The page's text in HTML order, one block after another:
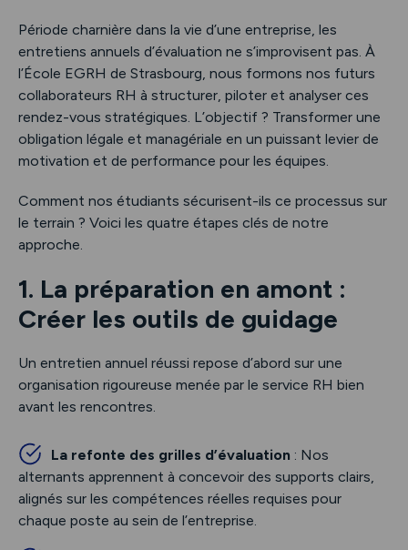
Période charnière dans la vie d’une entreprise, les
entretiens annuels d’évaluation ne s’improvisent pas. À
l’École EGRH de Strasbourg, nous formons nos futurs
collaborateurs RH à structurer, piloter et analyser ces
rendez-vous stratégiques. L’objectif ? Transformer une
obligation légale et managériale en un puissant levier de
motivation et de performance pour les équipes.
Comment nos étudiants sécurisent-ils ce processus sur
le terrain ? Voici les quatre étapes clés de notre
approche.
1. La préparation en amont :
Créer les outils de guidage
Un entretien annuel réussi repose d’abord sur une
organisation rigoureuse menée par le service RH bien
avant les rencontres.
La refonte des grilles d’évaluation : Nos
alternants apprennent à concevoir des supports clairs,
alignés sur les compétences réelles requises pour
chaque poste au sein de l’entreprise.